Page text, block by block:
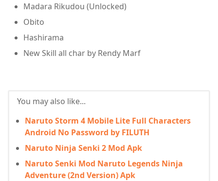
Madara Rikudou (Unlocked)
Obito
Hashirama
New Skill all char by Rendy Marf
You may also like...
Naruto Storm 4 Mobile Lite Full Characters
Android No Password by FILUTH
Naruto Ninja Senki 2 Mod Apk
Naruto Senki Mod Naruto Legends Ninja
Adventure (2nd Version) Apk